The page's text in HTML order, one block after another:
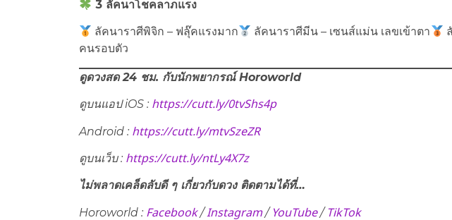
3 ลัคนาโชคลาภแรง
ลัคนาราศีพิจิก – ฟลุ๊คแรงมาก ลัคนาราศีมีน – เซนส์แม่น เลขเข้าตา
คนรอบตัว
ดูดวงสด 24 ชม. กับนักพยากรณ์ Horoworld
ดูบนแอป iOS : https://cutt.ly/0tvShs4p
Android : https://cutt.ly/mtvSzeZR
ดูบนเว็บ​ : https://cutt.ly/ntLy4X7z
ไม่พลาดเคล็ดลับดี ๆ เกี่ยวกับดวง ติดตามได้ที่…
Horoworld : Facebook/Instagram/ YouTube/ TikTok